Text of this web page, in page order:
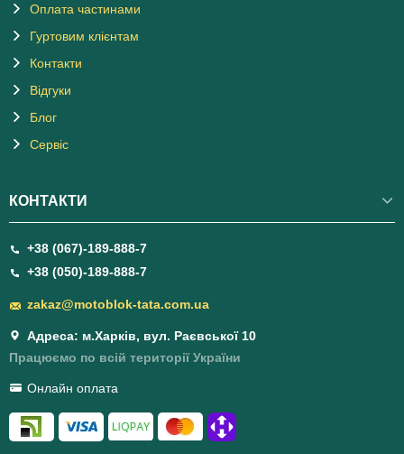
Оплата частинами
Гуртовим клієнтам
Контакти
Відгуки
Блог
Сервіс
КОНТАКТИ
+38 (067)-189-888-7
+38 (050)-189-888-7
zakaz@motoblok-tata.com.ua
Адреса: м.Харків, вул. Раєвської 10
Працюємо по всій території України
Онлайн оплата